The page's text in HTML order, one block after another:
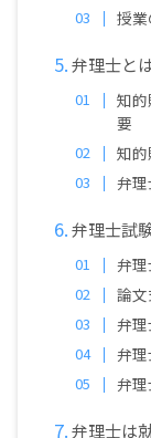
授
弁理士と
知
要
知的
弁
弁理士試
弁
論
弁
弁
弁
弁理士は